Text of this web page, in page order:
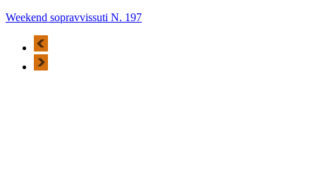
Weekend sopravvissuti N. 197